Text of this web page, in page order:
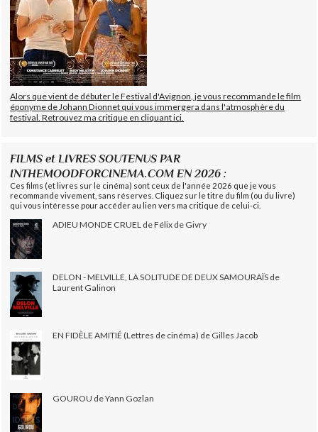
Alors que vient de débuter le Festival d'Avignon, je vous recommande le film
éponyme de Johann Dionnet qui vous immergera dans l'atmosphère du
festival. Retrouvez ma critique en cliquant ici.
FILMS et LIVRES SOUTENUS PAR
INTHEMOODFORCINEMA.COM EN 2026 :
Ces films (et livres sur le cinéma) sont ceux de l'année 2026 que je vous
recommande vivement, sans réserves. Cliquez sur le titre du film (ou du livre)
qui vous intéresse pour accéder au lien vers ma critique de celui-ci.
ADIEU MONDE CRUEL de Félix de Givry
DELON - MELVILLE, LA SOLITUDE DE DEUX SAMOURAÏS de
Laurent Galinon
EN FIDÈLE AMITIÉ (Lettres de cinéma) de Gilles Jacob
GOUROU de Yann Gozlan